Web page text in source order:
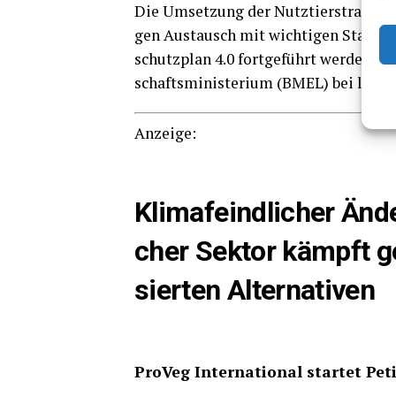
Die Umset­zung der
gen Aus­tausch mit wich­ti­gen
schutz­plan 4.0 fort­ge­führt wer­den
schafts­mi­nis­te­ri­um (BMEL) bei
Anzei­ge:
Kli­ma­feind­li­cher
cher Sek­tor kämpft
sier­ten Alternativen
Pro­Veg Inter­na­tio­nal star­tet